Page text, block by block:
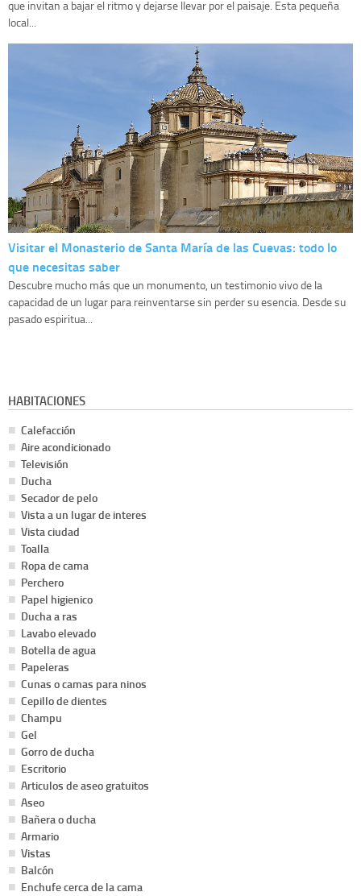
que invitan a bajar el ritmo y dejarse llevar por el paisaje. Esta pequeña
local...
Visitar el Monasterio de Santa María de las Cuevas: todo lo
que necesitas saber
Descubre mucho más que un monumento, un testimonio vivo de la
capacidad de un lugar para reinventarse sin perder su esencia. Desde su
pasado espiritua...
HABITACIONES
Calefacción
Aire acondicionado
Televisión
Ducha
Secador de pelo
Vista a un lugar de interes
Vista ciudad
Toalla
Ropa de cama
Perchero
Papel higienico
Ducha a ras
Lavabo elevado
Botella de agua
Papeleras
Cunas o camas para ninos
Cepillo de dientes
Champu
Gel
Gorro de ducha
Escritorio
Articulos de aseo gratuitos
Aseo
Bañera o ducha
Armario
Vistas
Balcón
Enchufe cerca de la cama